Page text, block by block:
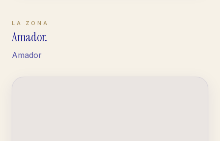
LA ZONA
Amador.
Amador